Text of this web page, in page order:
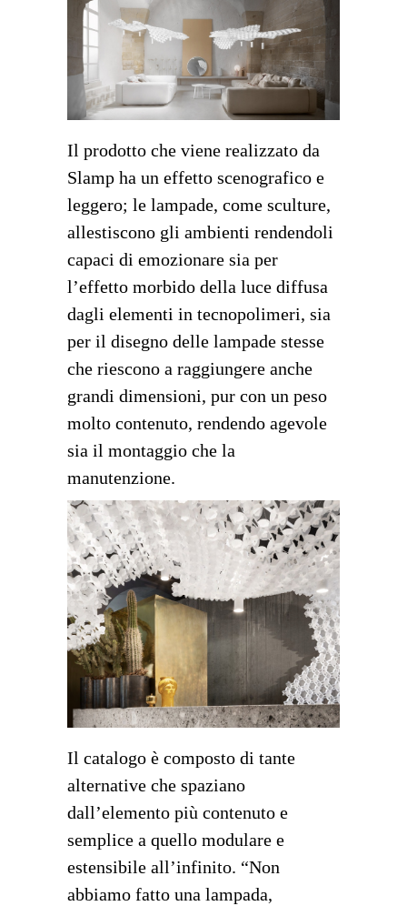
Il prodotto che viene realizzato da
Slamp ha un effetto scenografico e
leggero; le lampade, come sculture,
allestiscono gli ambienti rendendoli
capaci di emozionare sia per
l’effetto morbido della luce diffusa
dagli elementi in tecnopolimeri, sia
per il disegno delle lampade stesse
che riescono a raggiungere anche
grandi dimensioni, pur con un peso
molto contenuto, rendendo agevole
sia il montaggio che la
manutenzione.
Il catalogo è composto di tante
alternative che spaziano
dall’elemento più contenuto e
semplice a quello modulare e
estensibile all’infinito. “Non
abbiamo fatto una lampada,